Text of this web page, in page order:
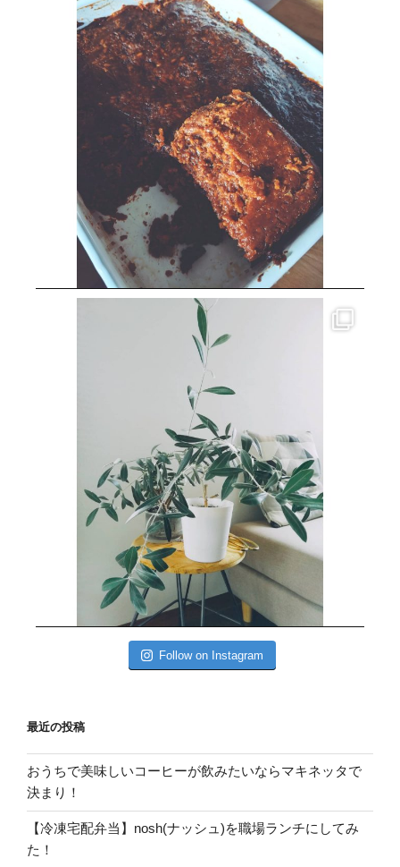
Follow on Instagram
最近の投稿
おうちで美味しいコーヒーが飲みたいならマキネッタで
決まり！
【冷凍宅配弁当】nosh(ナッシュ)を職場ランチにしてみ
た！